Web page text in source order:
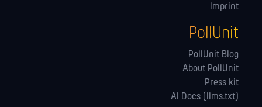
Imprint
PollUnit
PollUnit Blog
About PollUnit
Press kit
AI Docs (llms.txt)